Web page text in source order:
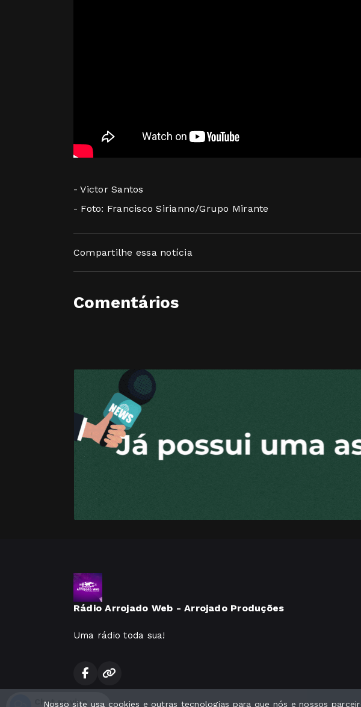
- Victor Santos
- Foto: Francisco Sirianno/Grupo Mirante
Compartilhe essa notícia
Comentários
Rádio Arrojado Web - Arrojado Produções
Uma rádio toda sua!
Todos os direitos reservados.
Nosso site usa cookies e outras tecnologias para que nós e nossos
Chat ao vivo